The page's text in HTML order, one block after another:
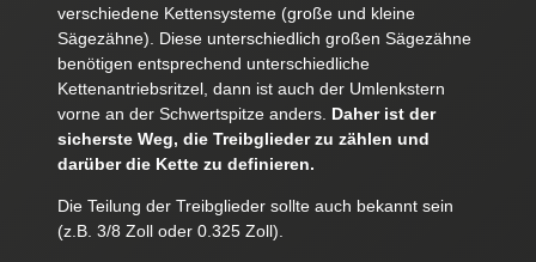
verschiedene Kettensysteme (große und kleine
Sägezähne). Diese unterschiedlich großen Sägezähne
benötigen entsprechend unterschiedliche
Kettenantriebsritzel, dann ist auch der Umlenkstern
vorne an der Schwertspitze anders. Daher ist der
sicherste Weg, die Treibglieder zu zählen und
darüber die Kette zu definieren.
Die Teilung der Treibglieder sollte auch bekannt sein
(z.B. 3/8 Zoll oder 0.325 Zoll).